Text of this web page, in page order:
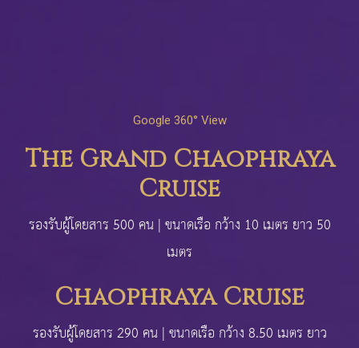
Google 360° View
The Grand Chaophraya
Cruise
รองรับผู้โดยสาร 500 คน | ขนาดเรือ กว้าง 10 เมตร ยาว 50
เมตร
Chaophraya Cruise
รองรับผู้โดยสาร 290 คน | ขนาดเรือ กว้าง 8.50 เมตร ยาว